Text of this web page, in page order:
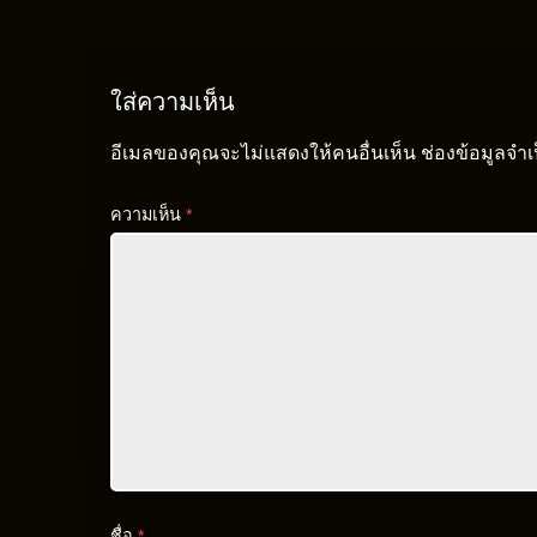
ใส่ความเห็น
อีเมลของคุณจะไม่แสดงให้คนอื่นเห็น ช่องข้อมูลจำ
ความเห็น *